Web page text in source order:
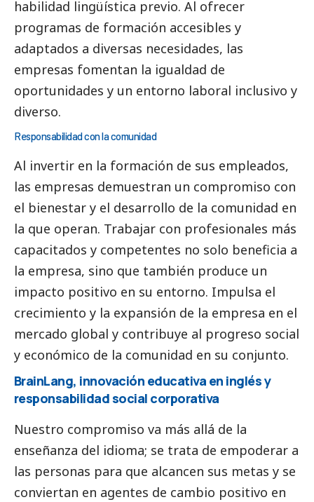
habilidad lingüística previo. Al ofrecer
programas de formación accesibles y
adaptados a diversas necesidades, las
empresas fomentan la igualdad de
oportunidades y un entorno laboral inclusivo y
diverso.
Responsabilidad con la comunidad
Al invertir en la formación de sus empleados,
las empresas demuestran un compromiso con
el bienestar y el desarrollo de la comunidad en
la que operan. Trabajar con profesionales más
capacitados y competentes no solo beneficia a
la empresa, sino que también produce un
impacto positivo en su entorno. Impulsa el
crecimiento y la expansión de la empresa en el
mercado global y contribuye al progreso social
y económico de la comunidad en su conjunto.
BrainLang, innovación educativa en inglés y
responsabilidad social corporativa
Nuestro compromiso va más allá de la
enseñanza del idioma; se trata de empoderar a
las personas para que alcancen sus metas y se
conviertan en agentes de cambio positivo en